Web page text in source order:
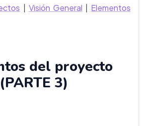
Visión General
Elementos
del proyecto
(PARTE 3)